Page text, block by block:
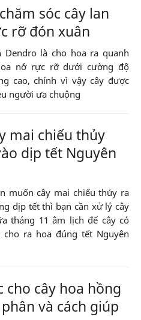
sóc cây lan
rỡ đón xuân
Dendro là cho hoa ra quanh
nở rực rỡ dưới cường độ
cao, chính vì vậy cây được
người ưa chuộng
mai chiếu thủy
dịp tết Nguyên
muốn cây mai chiếu thủy ra
dịp tết thì bạn cần xử lý cây
tháng 11 âm lịch để cây có
ra hoa đúng tết Nguyên
cho cây hoa hồng
và cách giúp